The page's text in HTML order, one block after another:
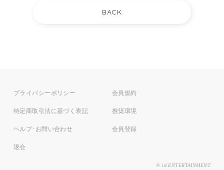
プライバシーポリシー 会員規約
特定商取引法に基づく表記 推奨環境
ヘルプ･お問い合わせ 会員登録
退会
© id ENTERTAINMENT